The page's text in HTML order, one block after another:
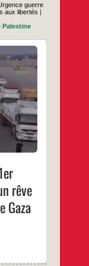
guerre
aux libertés |
Palestine
rêve
Gaza
quart de
points de
À Gaza,
nombre
qui
son petit
déplacer
…